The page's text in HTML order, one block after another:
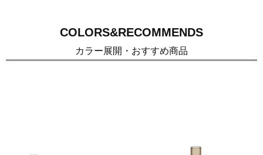
COLORS&RECOMMENDS
カラー展開・おすすめ商品